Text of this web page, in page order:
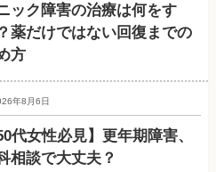
ック障害の治療は何をす
薬だけではない回復までの
方
代女性必見】更年期障害、
相談で大丈夫？
年8月6日